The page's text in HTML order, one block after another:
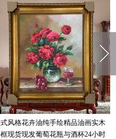
风格花卉油纯手绘精品油画实木
现货现发葡萄花瓶与酒杯24小时